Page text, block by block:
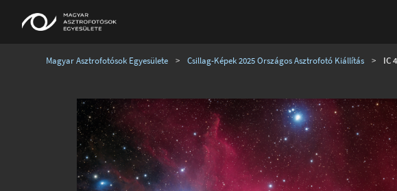
Magyar Asztrofotósok Egyesülete > Csillag-Képek 2025 Országos Asztrofotó Kiállítás > IC